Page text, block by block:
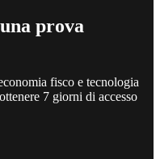
prova
fisco e tecnologia
7 giorni di accesso